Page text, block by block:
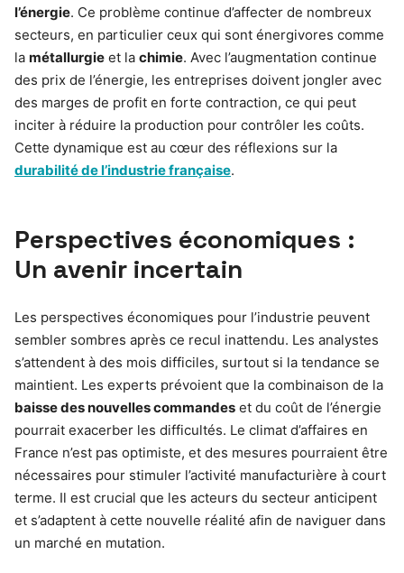
l’énergie. Ce problème continue d’affecter de nombreux
secteurs, en particulier ceux qui sont énergivores comme
la métallurgie et la chimie. Avec l’augmentation continue
des prix de l’énergie, les entreprises doivent jongler avec
des marges de profit en forte contraction, ce qui peut
inciter à réduire la production pour contrôler les coûts.
Cette dynamique est au cœur des réflexions sur la
durabilité de l’industrie française.
Perspectives économiques :
Un avenir incertain
Les perspectives économiques pour l’industrie peuvent
sembler sombres après ce recul inattendu. Les analystes
s’attendent à des mois difficiles, surtout si la tendance se
maintient. Les experts prévoient que la combinaison de la
baisse des nouvelles commandes et du coût de l’énergie
pourrait exacerber les difficultés. Le climat d’affaires en
France n’est pas optimiste, et des mesures pourraient être
nécessaires pour stimuler l’activité manufacturière à court
terme. Il est crucial que les acteurs du secteur anticipent
et s’adaptent à cette nouvelle réalité afin de naviguer dans
un marché en mutation.